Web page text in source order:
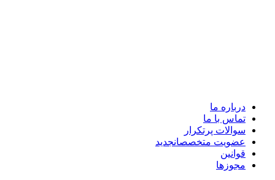
درباره ما
تماس با ما
سوالات پرتکرار
عضویت متخصصانجدید
قوانین
مجوزها